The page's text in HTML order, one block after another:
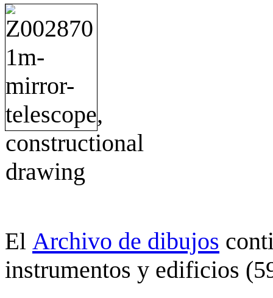
El Archivo de dibujos
instrumentos y edificios